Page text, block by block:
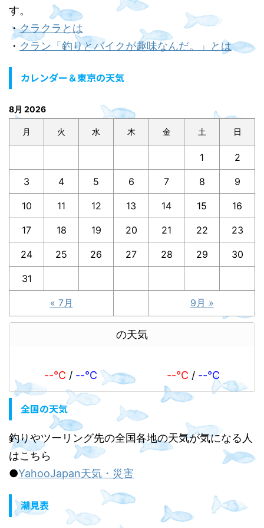
す。
・クラクラとは
・ クラン「釣りとバイクが趣味なんだ。」とは
カレンダー＆東京の天気
8月 2026
月 火 水 木 金 土 日
1 2
3 4 5 6 7 8 9
10 11 12 13 14 15 16
17 18 19 20 21 22 23
24 25 26 27 28 29 30
31
« 7月 9月 »
の天気
--℃ / --℃ --℃ / --℃
全国の天気
釣りやツーリング先の全国各地の天気が気になる人
はこちら
●YahooJapan天気・災害
潮見表